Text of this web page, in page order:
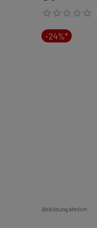
-24%*
Abbildung ähnlich